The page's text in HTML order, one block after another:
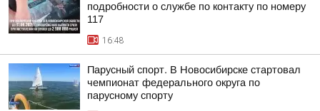
подробности о службе по контакту по номеру
117
16:48
Парусный спорт. В Новосибирске стартовал
чемпионат федерального округа по
парусному спорту